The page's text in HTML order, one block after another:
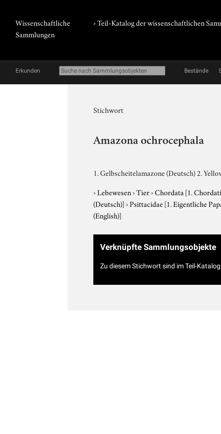
Wissenschaftliche
Sammlungen
› Teil-Katalog der wissenschaftlichen
Erkunden Bestände
Stichwort
Amazona ochrocephala
1. Gelbscheitelamazone (Deutsch) 2.
›Lebewesen›Tier›Chordata [1.
(Deutsch)]›Psittacidae [1. Eigentliche
(English)]
Verknüpfte Sammlungsobjekte
Zu diesem Stichwort sind im Teil-